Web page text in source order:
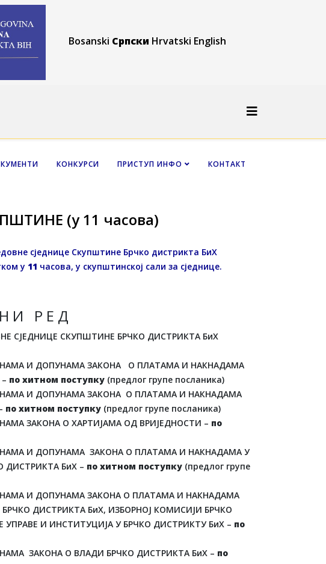
Bosanski Српски Hrvatski English
КОНКУРСИ ПРИСТУП ИНФО КОНТАКТ
(у 11 часова)
сједнице Скупштине Брчко дистрикта БиХ
у 11 часова, у скупштинској сали за сједнице.
И Р Е Д
СЈЕДНИЦЕ СКУПШТИНЕ БРЧКО ДИСТРИКТА БиХ
И ДОПУНАМА ЗАКОНА О ПЛАТАМА И НАКНАДАМА
по хитном поступку (предлог групе посланика)
И ДОПУНАМА ЗАКОНА О ПЛАТАМА И НАКНАДАМА
по хитном поступку (предлог групе посланика)
ЗАКОНА О ХАРТИЈАМА ОД ВРИЈЕДНОСТИ – по
И ДОПУНАМА ЗАКОНА О ПЛАТАМА И НАКНАДАМА У
ДИСТРИКТА БиХ – по хитном поступку (предлог групе
И ДОПУНАМА ЗАКОНА О ПЛАТАМА И НАКНАДАМА
ДИСТРИКТА БиХ, ИЗБОРНОЈ КОМИСИЈИ БРЧКО
УПРАВЕ И ИНСТИТУЦИЈА У БРЧКО ДИСТРИКТУ БиХ – по
ЗАКОНА О ВЛАДИ БРЧКО ДИСТРИКТА БиХ – по